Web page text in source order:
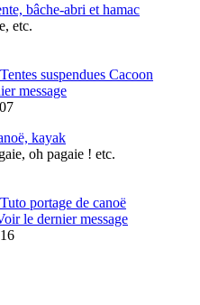
bâche-abri et hamac
etc.
suspendues Cacoon
message
kayak
oh pagaie ! etc.
portage de canoë
le dernier message